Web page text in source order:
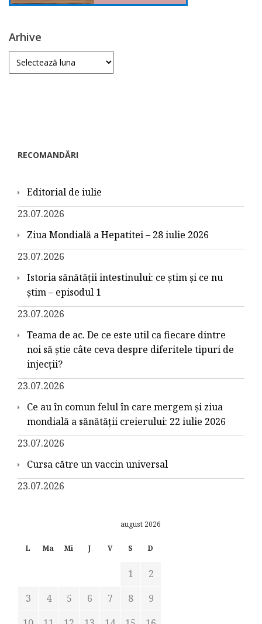
Arhive
Arhive
RECOMANDĂRI
Editorial de iulie
23.07.2026
Ziua Mondială a Hepatitei – 28 iulie 2026
23.07.2026
Istoria sănătății intestinului: ce știm și ce nu
știm – episodul 1
23.07.2026
Teama de ac. De ce este util ca fiecare dintre
noi să știe câte ceva despre diferitele tipuri de
injecții?
23.07.2026
Ce au în comun felul în care mergem și ziua
mondială a sănătății creierului: 22 iulie 2026
23.07.2026
Cursa către un vaccin universal
23.07.2026
august 2026
L Ma Mi J V S D
1
2
3
4 5 6 7 8
9